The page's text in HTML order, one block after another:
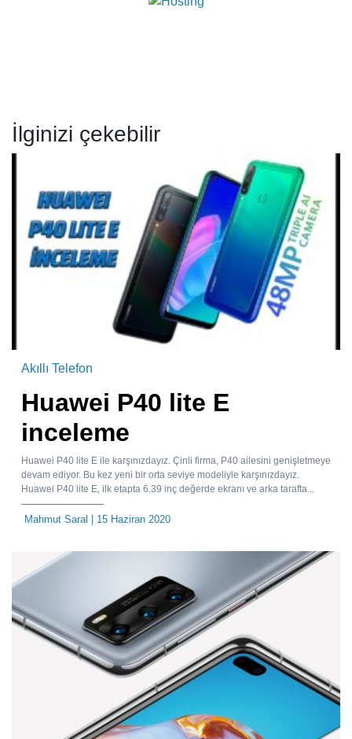
İlginizi çekebilir
Akıllı Telefon
Huawei P40 lite E
inceleme
Huawei P40 lite E ile karşınızdayız. Çinli firma, P40 ailesini genişletmeye
devam ediyor. Bu kez yeni bir orta seviye modeliyle karşınızdayız.
Huawei P40 lite E, ilk etapta 6.39 inç değerde ekranı ve arka tarafta...
Mahmut Saral | 15 Haziran 2020